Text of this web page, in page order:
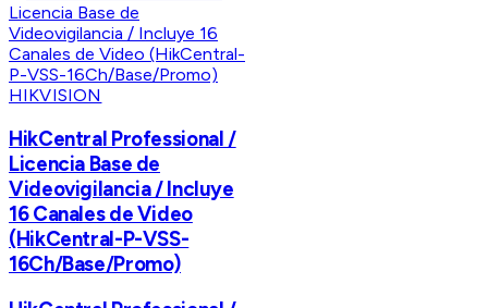
HIKVISION
HikCentral Professional /
Licencia Base de
Videovigilancia / Incluye
16 Canales de Video
(HikCentral-P-VSS-
16Ch/Base/Promo)